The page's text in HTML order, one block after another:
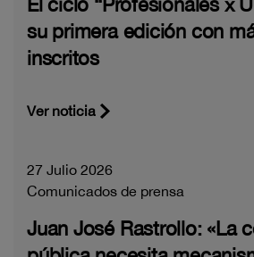
su primera edición con
inscritos
Ver noticia
27 Julio 2026
Comunicados de prensa
Juan José Rastrollo: «La